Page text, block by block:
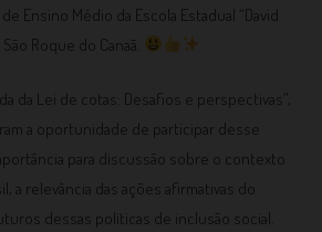
Ensino Médio da Escola Estadual “David
Roque do Canaã.
da Lei de cotas: Desafios e perspectivas”,
a oportunidade de participar desse
para discussão sobre o contexto
a relevância das ações afirmativas do
dessas políticas de inclusão social.